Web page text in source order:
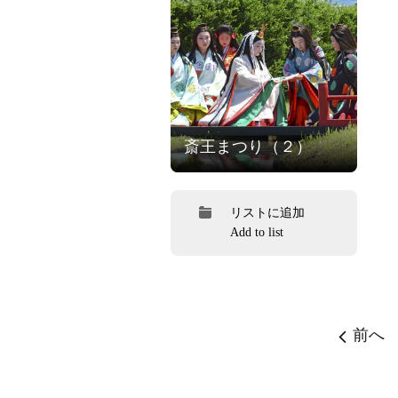
斎王まつり（２）
リストに追加
Add to list
前へ